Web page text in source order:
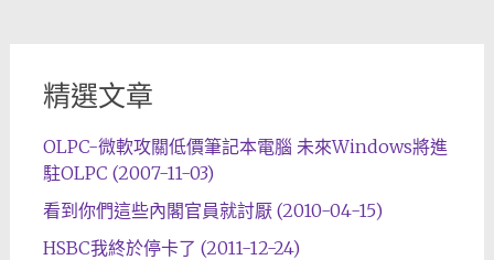
精選文章
OLPC-微軟攻關低價筆記本電腦 未來Windows將進
駐OLPC (2007-11-03)
看到你們這些內閣官員就討厭 (2010-04-15)
HSBC我終於停卡了 (2011-12-24)